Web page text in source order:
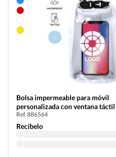
Bolsa impermeable para móvil
Ref. 886564
Recíbelo